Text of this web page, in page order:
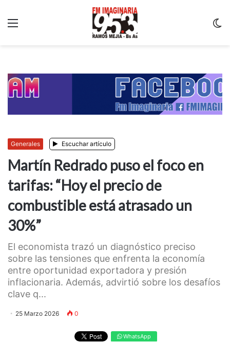
Generales Escuchar artículo
Martín Redrado puso el foco en
tarifas: “Hoy el precio de
combustible está atrasado un
30%”
El economista trazó un diagnóstico preciso
sobre las tensiones que enfrenta la economía
entre oportunidad exportadora y presión
inflacionaria. Además, advirtió sobre los desafíos
clave q...
25 Marzo 2026 0
WhatsApp